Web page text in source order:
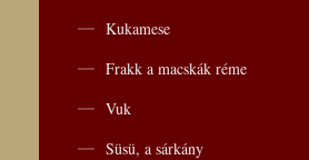
Kukamese
Frakk a macskák réme
Vuk
Süsü, a sárkány